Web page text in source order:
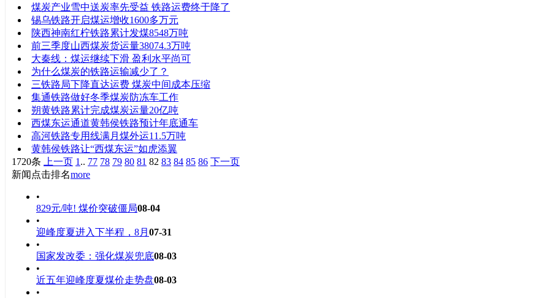
煤炭产业雪中送炭率先受益 铁路运费终于降了
锡乌铁路开启煤运增收1600多万元
陕西神南红柠铁路累计发煤8548万吨
前三季度山西煤炭货运量38074.3万吨
大秦线：煤运继续下滑 盈利水平尚可
为什么煤炭的铁路运输减少了？
三铁路局下降直达运费 煤炭中间成本压缩
​集通铁路做好冬季煤炭防冻车工作
朔黄铁路累计完成煤炭运量20亿吨
西煤东运通道黄韩侯铁路预计年底通车
高河铁路专用线满月煤外运11.5万吨
黄韩侯铁路让“西煤东运”如虎添翼
1720条
上一页 1 .. 77 78 79 80 81 82 83 84 85 86 下一页
新闻点击排名more
•
829元/吨! 煤价突破僵局08-04
•
迎峰度夏进入下半程，8月 07-31
•
国家发改委：强化煤炭兜底08-03
•
近五年迎峰度夏煤价走势盘08-03
•